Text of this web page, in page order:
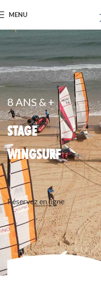
MENU
8 ANS & +
STAGE
WINGSURF
Réservez en ligne